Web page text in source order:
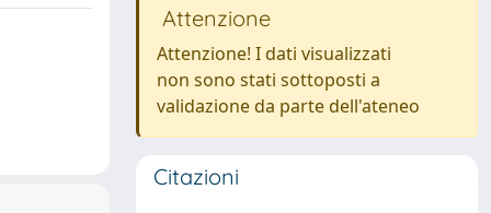
Attenzione
Attenzione! I dati visualizzati
non sono stati sottoposti a
validazione da parte dell'ateneo
Citazioni